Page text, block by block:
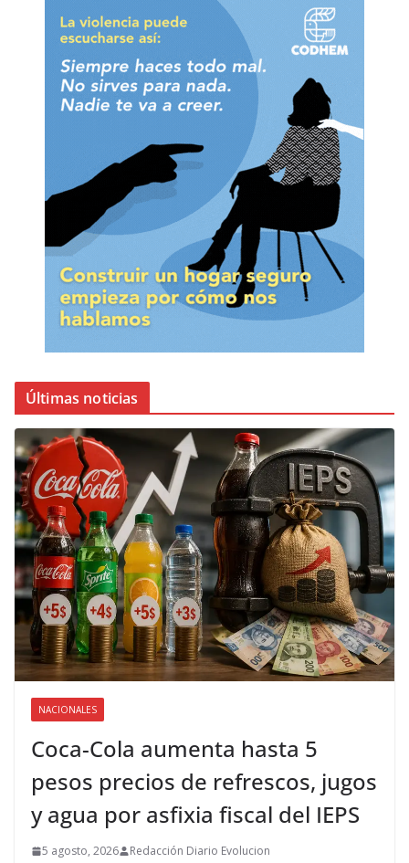
Últimas noticias
NACIONALES
Coca-Cola aumenta hasta 5
pesos precios de refrescos, jugos
y agua por asfixia fiscal del IEPS
5 agosto, 2026 Redacción Diario Evolucion